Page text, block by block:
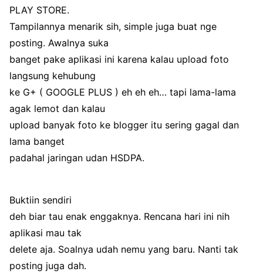
PLAY STORE.
Tampilannya menarik sih, simple juga buat nge
posting. Awalnya suka
banget pake aplikasi ini karena kalau upload foto
langsung kehubung
ke G+ ( GOOGLE PLUS ) eh eh eh… tapi lama-lama
agak lemot dan kalau
upload banyak foto ke blogger itu sering gagal dan
lama banget
padahal jaringan udan HSDPA.
Buktiin sendiri
deh biar tau enak enggaknya. Rencana hari ini nih
aplikasi mau tak
delete aja. Soalnya udah nemu yang baru. Nanti tak
posting juga dah.